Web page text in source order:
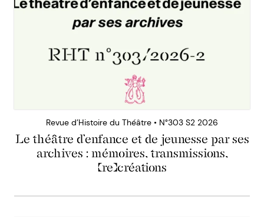
Revue d’Histoire du Théâtre • N°303 S2 2026
Le théâtre d’enfance et de jeunesse par ses
archives : mémoires, transmissions,
(re)créations